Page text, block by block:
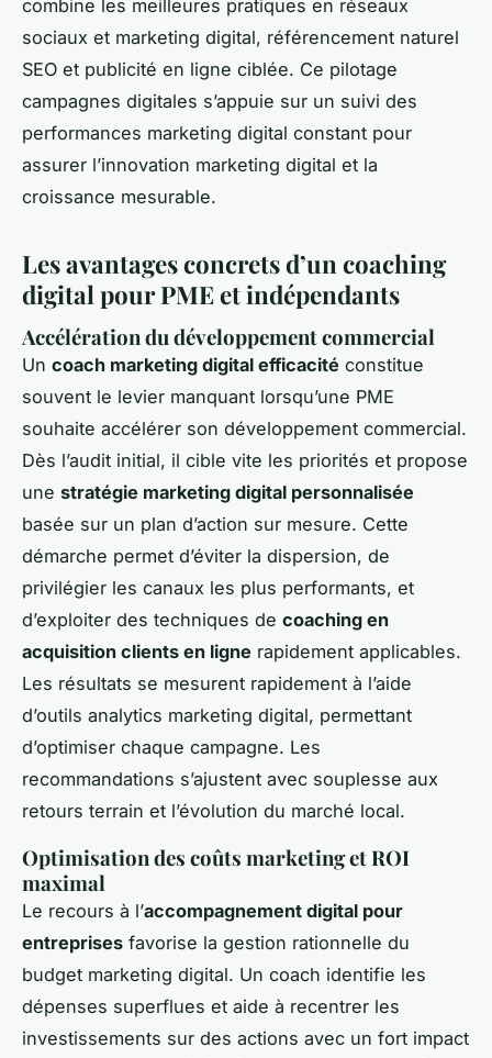
combine les meilleures pratiques en réseaux
sociaux et marketing digital, référencement naturel
SEO et publicité en ligne ciblée. Ce pilotage
campagnes digitales s’appuie sur un suivi des
performances marketing digital constant pour
assurer l’innovation marketing digital et la
croissance mesurable.
Les avantages concrets d’un coaching
digital pour PME et indépendants
Accélération du développement commercial
Un coach marketing digital efficacité constitue
souvent le levier manquant lorsqu’une PME
souhaite accélérer son développement commercial.
Dès l’audit initial, il cible vite les priorités et propose
une stratégie marketing digital personnalisée
basée sur un plan d’action sur mesure. Cette
démarche permet d’éviter la dispersion, de
privilégier les canaux les plus performants, et
d’exploiter des techniques de coaching en
acquisition clients en ligne rapidement applicables.
Les résultats se mesurent rapidement à l’aide
d’outils analytics marketing digital, permettant
d’optimiser chaque campagne. Les
recommandations s’ajustent avec souplesse aux
retours terrain et l’évolution du marché local.
Optimisation des coûts marketing et ROI
maximal
Le recours à l’accompagnement digital pour
entreprises favorise la gestion rationnelle du
budget marketing digital. Un coach identifie les
dépenses superflues et aide à recentrer les
investissements sur des actions avec un fort impact